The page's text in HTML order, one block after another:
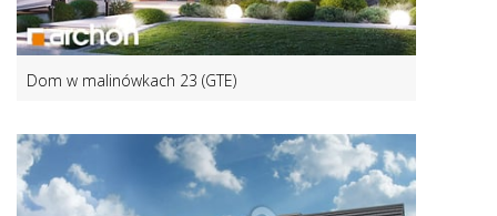
Dom w malinówkach 23 (GTE)